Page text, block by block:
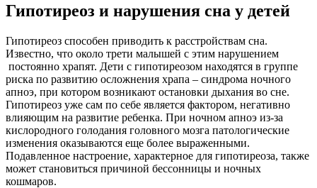
Гипотиреоз и нарушения сна у детей
Гипотиреоз способен приводить к расстройствам сна.
Известно, что около трети малышей с этим нарушением
постоянно храпят. Дети с гипотиреозом находятся в группе
риска по развитию осложнения храпа – синдрома ночного
апноэ, при котором возникают остановки дыхания во сне.
Гипотиреоз уже сам по себе является фактором, негативно
влияющим на развитие ребенка. При ночном апноэ из-за
кислородного голодания головного мозга патологические
изменения оказываются еще более выраженными.
Подавленное настроение, характерное для гипотиреоза, также
может становиться причиной бессонницы и ночных
кошмаров.